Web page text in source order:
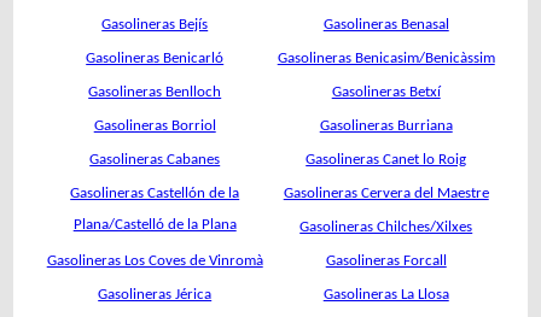
Gasolineras Bejís Gasolineras Benasal
Gasolineras Benicarló Gasolineras Benicasim/Benicàssim
Gasolineras Benlloch Gasolineras Betxí
Gasolineras Borriol Gasolineras Burriana
Gasolineras Cabanes Gasolineras Canet lo Roig
Gasolineras Castellón de la
Plana/Castelló de la Plana
Gasolineras Cervera del Maestre
Gasolineras Chilches/Xilxes
Gasolineras Los Coves de Vinromà Gasolineras Forcall
Gasolineras Jérica Gasolineras La Llosa